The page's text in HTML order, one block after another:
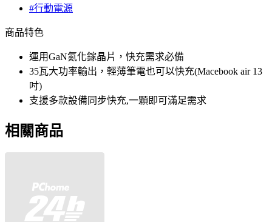
#行動電源
商品特色
運用GaN氮化鎵晶片，快充需求必備
35瓦大功率輸出，輕薄筆電也可以快充(Macebook air 13
吋)
支援多款設備同步快充,一顆即可滿足需求
相關商品